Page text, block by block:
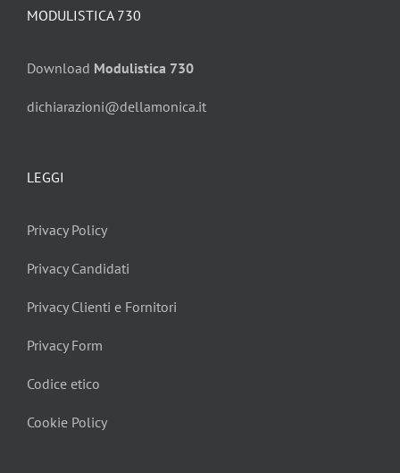
MODULISTICA 730
Download Modulistica 730
dichiarazioni@dellamonica.it
LEGGI
Privacy Policy
Privacy Candidati
Privacy Clienti e Fornitori
Privacy Form
Codice etico
Cookie Policy